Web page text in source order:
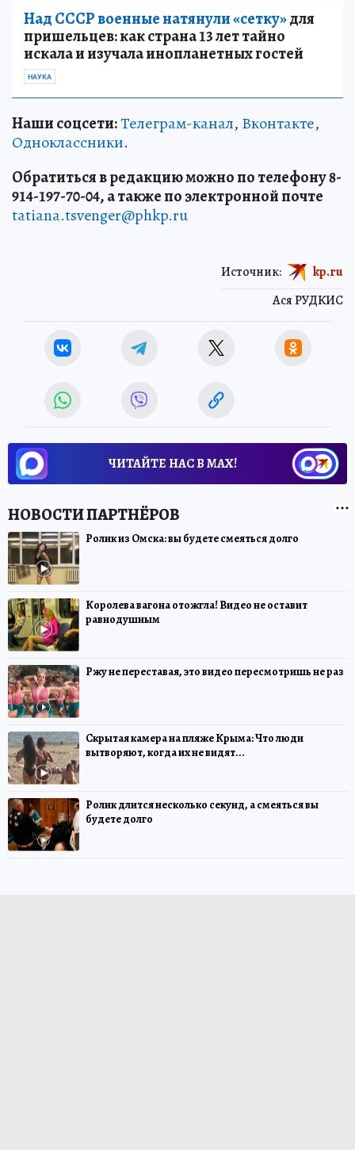
Над СССР военные натянули «сетку»для
пришельцев: как страна 13 лет тайно
искала и изучала инопланетных гостей
НАУКА
Наши соцсети:Телеграм-канал, Вконтакте,
Одноклассники.
Обратиться в редакцию можно по телефону 8-
914-197-70-04, а также по электронной почте
tatiana.tsvenger@phkp.ru
Ася РУДКИС
Источник: kp.ru
ЧИТАЙТЕ НАС В МАХ!
Ролик из Омска: вы будете смеяться долго
Королева вагона отожгла! Видео не оставит
равнодушным
Ржу не переставая, это видео пересмотришь не раз
Скрытая камера на пляже Крыма: Что люди
вытворяют, когда их не видят...
Ролик длится несколько секунд, а смеяться вы
будете долго